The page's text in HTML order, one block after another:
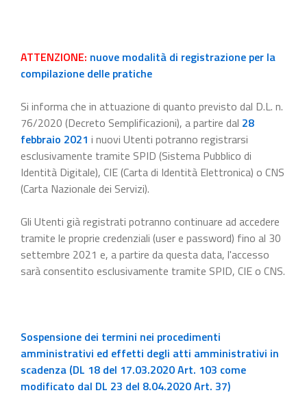
ATTENZIONE: nuove modalità di registrazione per la
compilazione delle pratiche
Si informa che in attuazione di quanto previsto dal D.L. n.
76/2020 (Decreto Semplificazioni), a partire dal 28
febbraio 2021 i nuovi Utenti potranno registrarsi
esclusivamente tramite SPID (Sistema Pubblico di
Identità Digitale), CIE (Carta di Identità Elettronica) o CNS
(Carta Nazionale dei Servizi).
Gli Utenti già registrati potranno continuare ad accedere
tramite le proprie credenziali (user e password) fino al 30
settembre 2021 e, a partire da questa data, l'accesso
sarà consentito esclusivamente tramite SPID, CIE o CNS.
Sospensione dei termini nei procedimenti
amministrativi ed effetti degli atti amministrativi in
scadenza (DL 18 del 17.03.2020 Art. 103 come
modificato dal DL 23 del 8.04.2020 Art. 37)